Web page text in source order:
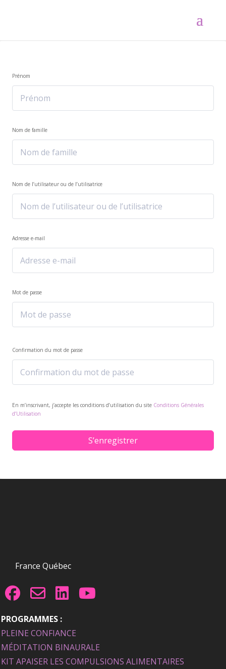
Prénom
Nom de famille
Nom de l’utilisateur ou de l’utilisatrice
Adresse e-mail
Mot de passe
Confirmation du mot de passe
En m’inscrivant, j’accepte les conditions d’utilisation du site Conditions Générales
d’Utilisation
S’enregistrer
France Québec
PROGRAMMES :
PLEINE CONFIANCE
MÉDITATION BINAURALE
KIT APAISER LES COMPULSIONS ALIMENTAIRES